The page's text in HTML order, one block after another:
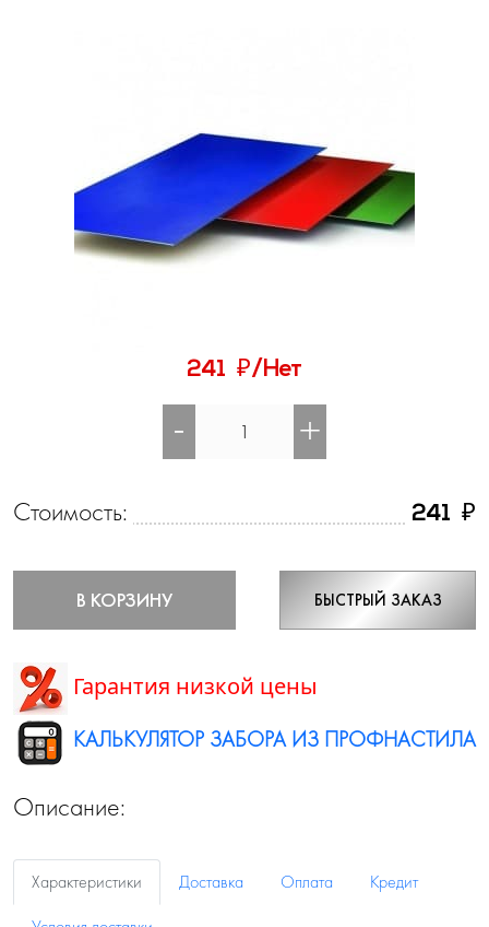
241 ₽/Нет
- +
Стоимость: 241 ₽
В КОРЗИНУ БЫСТРЫЙ ЗАКАЗ
Гарантия низкой цены
КАЛЬКУЛЯТОР ЗАБОРА ИЗ ПРОФНАСТИЛА
Описание:
Характеристики Доставка Оплата
Кредит